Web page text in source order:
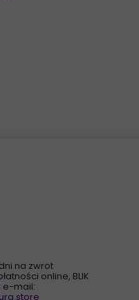
na zwrot
online, BLIK
e-mail: